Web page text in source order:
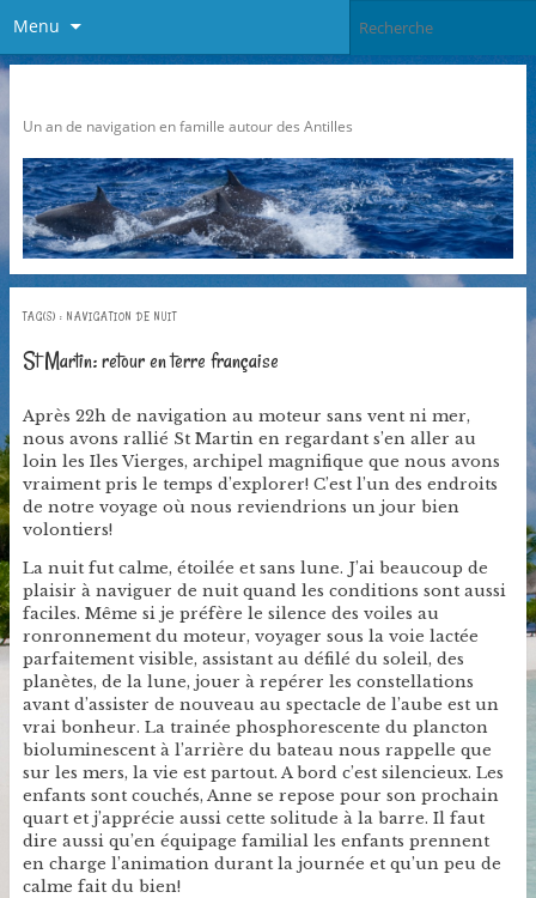
Menu
Un an de navigation en famille autour des Antilles
TAG(S) : NAVIGATION DE NUIT
St Martin: retour en terre française
Après 22h de navigation au moteur sans vent ni mer,
nous avons rallié St Martin en regardant s’en aller au
loin les Iles Vierges, archipel magnifique que nous avons
vraiment pris le temps d’explorer! C’est l’un des endroits
de notre voyage où nous reviendrions un jour bien
volontiers!
La nuit fut calme, étoilée et sans lune. J’ai beaucoup de
plaisir à naviguer de nuit quand les conditions sont aussi
faciles. Même si je préfère le silence des voiles au
ronronnement du moteur, voyager sous la voie lactée
parfaitement visible, assistant au défilé du soleil, des
planètes, de la lune, jouer à repérer les constellations
avant d’assister de nouveau au spectacle de l’aube est un
vrai bonheur. La trainée phosphorescente du plancton
bioluminescent à l’arrière du bateau nous rappelle que
sur les mers, la vie est partout. A bord c’est silencieux. Les
enfants sont couchés, Anne se repose pour son prochain
quart et j’apprécie aussi cette solitude à la barre. Il faut
dire aussi qu’en équipage familial les enfants prennent
en charge l’animation durant la journée et qu’un peu de
calme fait du bien!